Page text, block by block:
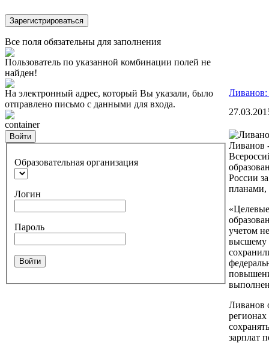
Зарегистрироваться
Все поля обязательны для заполнения
Пользователь по указанной комбинации полей не
найден!
На электронный адрес, который Вы указали, было
отправлено письмо с данными для входа.
container
Войти
Образовательная организация
Логин
Пароль
Войти
Ливанов:
Ливанов
России
планами,
учетом
высшему
Ливанов
зарплат